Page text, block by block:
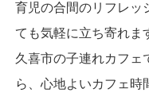
育児の合間のリフレッ
ても気軽に立ち寄れま
久喜市の子連れカフェ
ら、心地よいカフェ時